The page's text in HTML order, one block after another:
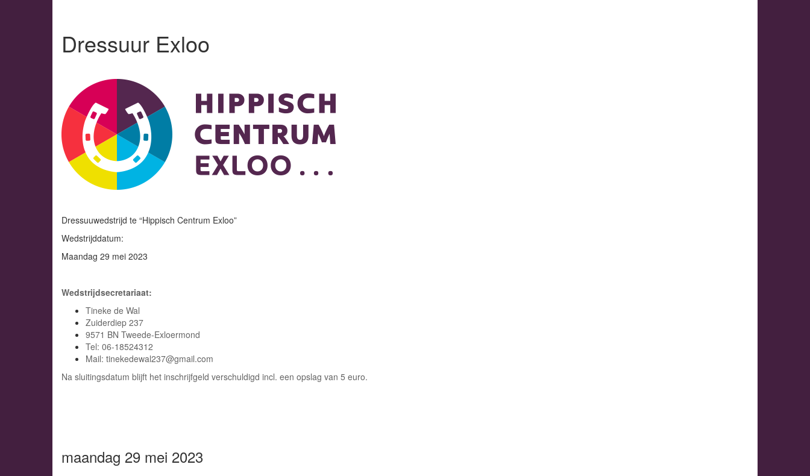
Dressuur Exloo
Dressuuwedstrijd te “Hippisch Centrum Exloo”
Wedstrijddatum:
Maandag 29 mei 2023
Wedstrijdsecretariaat:
Tineke de Wal
Zuiderdiep 237
9571 BN Tweede-Exloermond
Tel: 06-18524312
Mail: tinekedewal237@gmail.com
Na sluitingsdatum blijft het inschrijfgeld verschuldigd incl. een opslag van 5 euro.
maandag 29 mei 2023